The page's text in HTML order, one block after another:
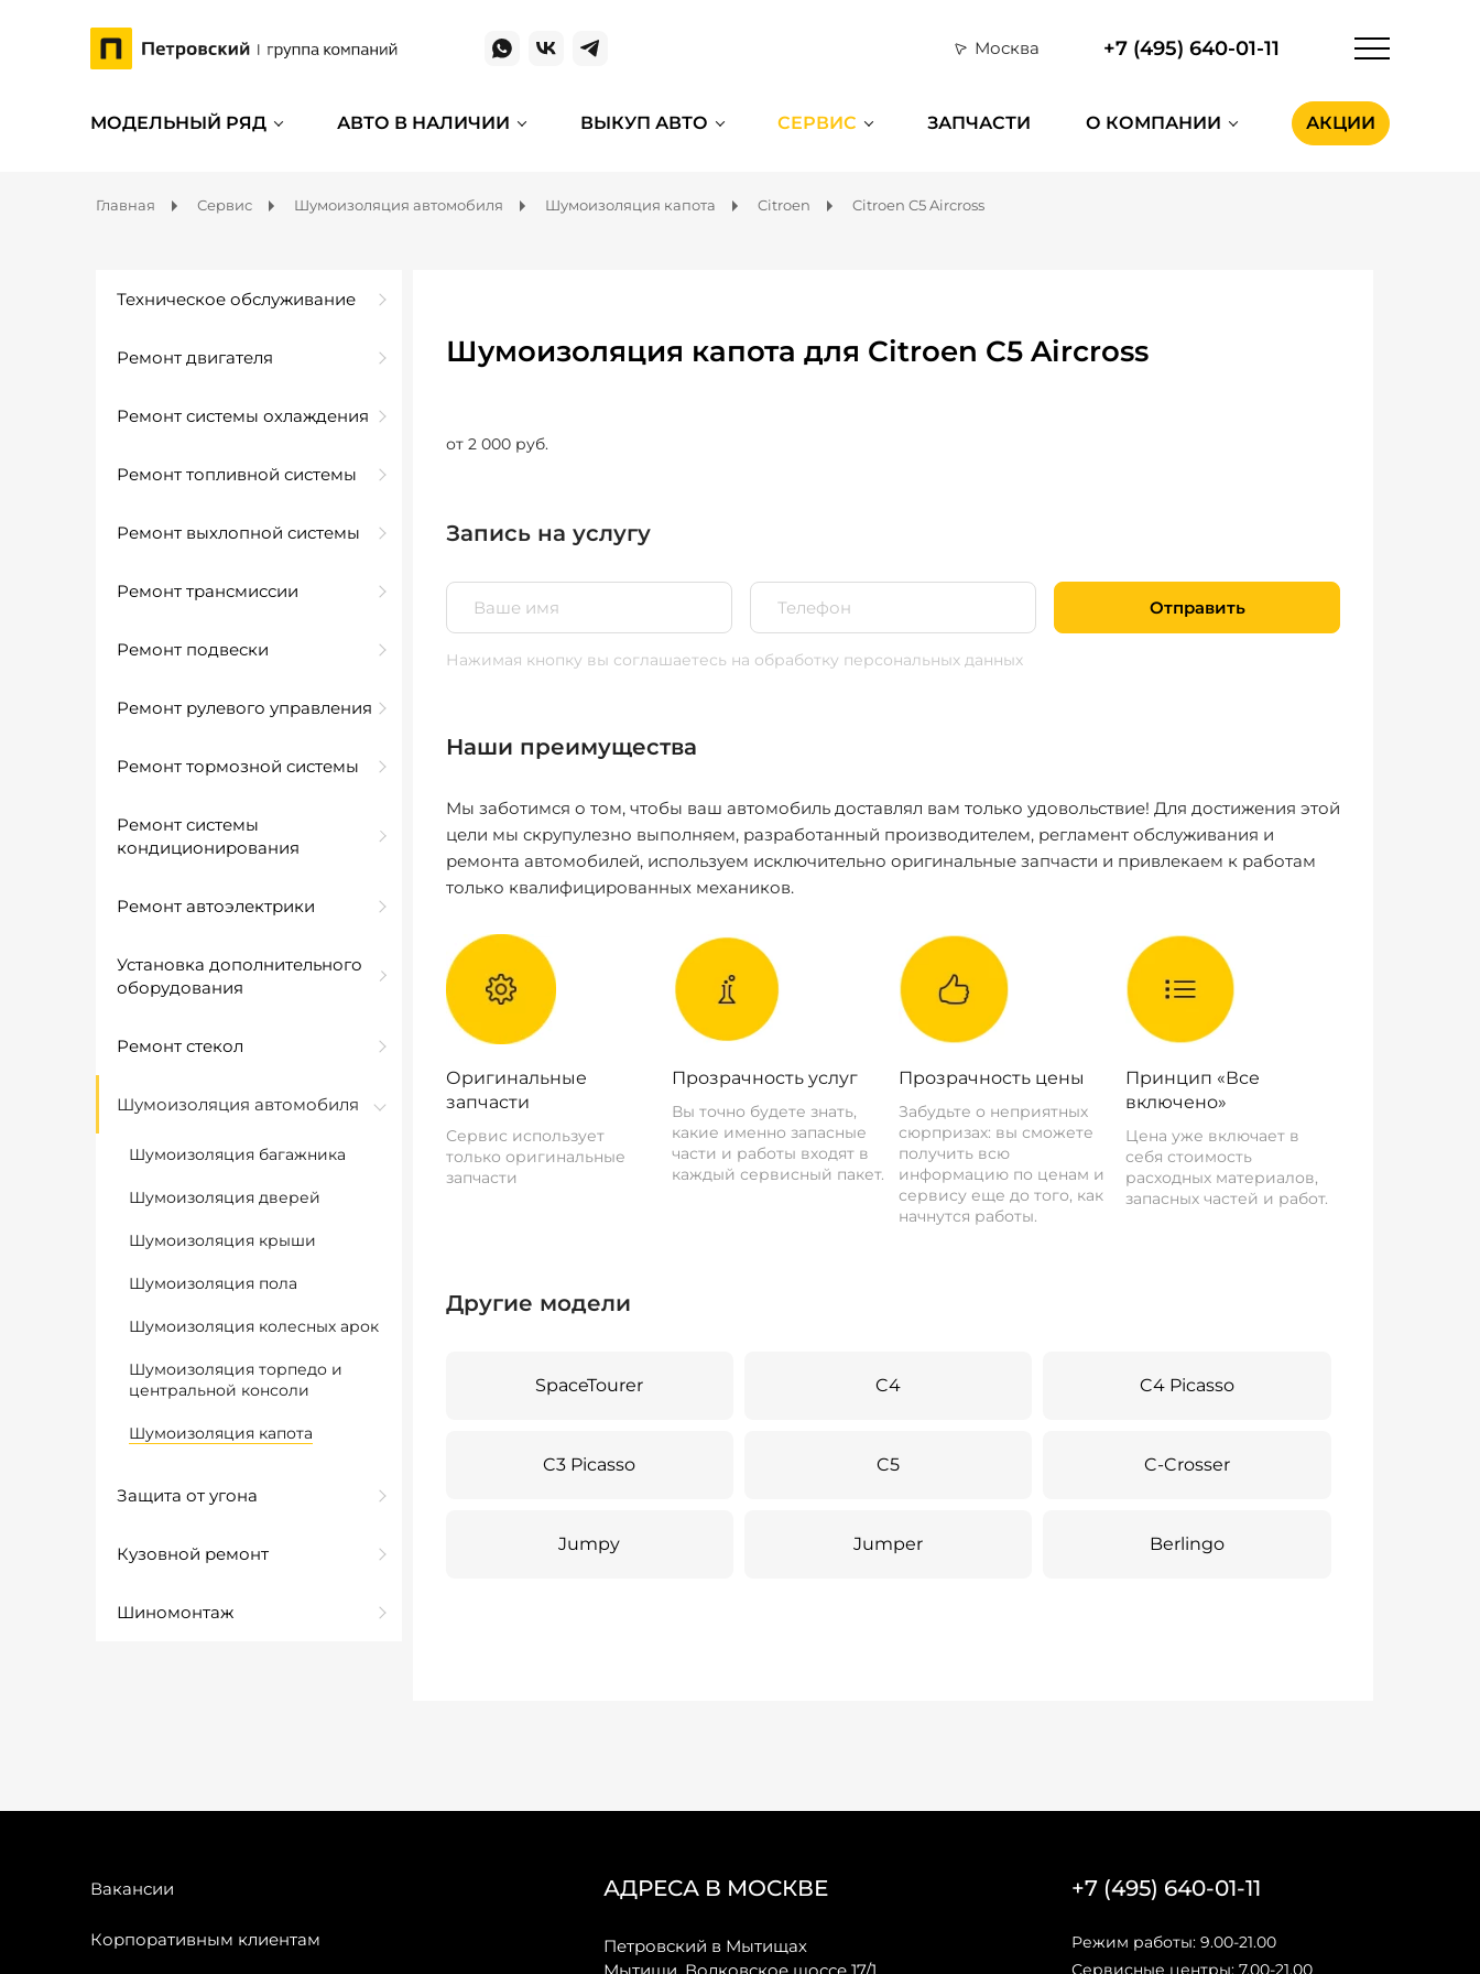
Москва +7 (495) 640-01-11
МОДЕЛЬНЫЙ РЯД АВТО В НАЛИЧИИ ВЫКУП АВТО СЕРВИС ЗАПЧАСТИ О КОМПАНИИ АКЦИИ
Главная Сервис Шумоизоляция автомобиля Шумоизоляция капота Citroen Citroen C5 Aircross
Техническое обслуживание
Ремонт двигателя
Ремонт системы охлаждения
Ремонт топливной системы
Ремонт выхлопной системы
Ремонт трансмиссии
Ремонт подвески
Ремонт рулевого управления
Ремонт тормозной системы
Ремонт системы
кондиционирования
Ремонт автоэлектрики
Установка дополнительного
оборудования
Ремонт стекол
Шумоизоляция автомобиля
Шумоизоляция багажника
Шумоизоляция дверей
Шумоизоляция крыши
Шумоизоляция пола
Шумоизоляция колесных арок
Шумоизоляция торпедо и
центральной консоли
Шумоизоляция капота
Защита от угона
Кузовной ремонт
Шиномонтаж
Шумоизоляция капота для Citroen C5 Aircross
от 2 000 руб.
Запись на услугу
Отправить
Нажимая кнопку вы соглашаетесь на обработку персональных данных
Наши преимущества
Мы заботимся о том, чтобы ваш автомобиль доставлял вам только удовольствие! Для достижения этой
цели мы скрупулезно выполняем, разработанный производителем, регламент обслуживания и
ремонта автомобилей, используем исключительно оригинальные запчасти и привлекаем к работам
только квалифицированных механиков.
Оригинальные
запчасти
Сервис использует
только оригинальные
запчасти
Прозрачность услуг
Вы точно будете знать,
какие именно запасные
части и работы входят в
каждый сервисный пакет.
Прозрачность цены
Забудьте о неприятных
сюрпризах: вы сможете
получить всю
информацию по ценам и
сервису еще до того, как
начнутся работы.
Принцип «Все
включено»
Цена уже включает в
себя стоимость
расходных материалов,
запасных частей и работ.
Другие модели
SpaceTourer C4 C4 Picasso
C3 Picasso C5 C-Crosser
Jumpy Jumper Berlingo
Вакансии
Корпоративным клиентам
АДРЕСА В МОСКВЕ
Петровский в Мытищах
+7 (495) 640-01-11
Режим работы: 9.00-21.00
Сервисные центры: 7.00-21.00